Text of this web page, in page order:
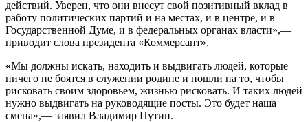
действий. Уверен, что они внесут свой позитивный вклад в
работу политических партий и на местах, и в центре, и в
Государственной Думе, и в федеральных органах власти»,—
приводит слова президента «Коммерсант».
«Мы должны искать, находить и выдвигать людей, которые
ничего не боятся в служении родине и пошли на то, чтобы
рисковать своим здоровьем, жизнью рисковать. И таких людей
нужно выдвигать на руководящие посты. Это будет наша
смена»,— заявил Владимир Путин.